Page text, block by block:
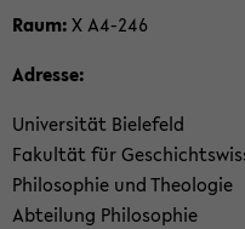
Raum:X A4-​246
Adres­se:
Uni­ver­si­tät Bie­le­feld
Fa­kul­tät für
Phi­lo­so­phie und Theo­lo­gie
Ab­tei­lung Phi­lo­so­phie